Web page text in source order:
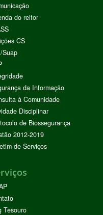
do reitor
CS
Suap
da Informação
à Comunidade
Disciplinar
de Biossegurança
2012-2019
de Serviços
Tesouro